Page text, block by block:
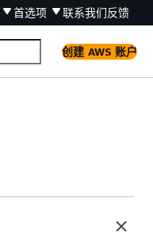
首选项 联系我们反馈
创建 AWS 账户